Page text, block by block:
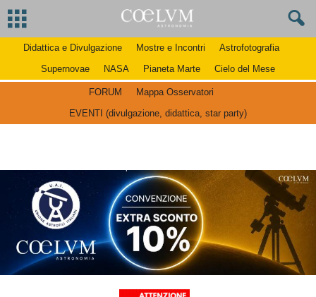
Didattica e Divulgazione Mostre e Incontri
Astrofotografia
Supernovae
NASA Pianeta Marte Cielo del Mese
FORUM
Mappa Osservatori
EVENTI (divulgazione, didattica, star party)